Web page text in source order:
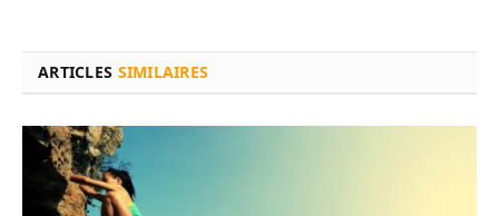
ARTICLES SIMILAIRES